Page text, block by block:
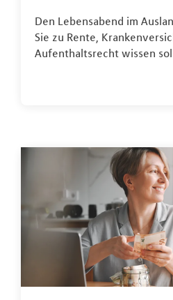
Den Lebensabend im
Sie zu Rente,
Aufenthaltsrecht wissen